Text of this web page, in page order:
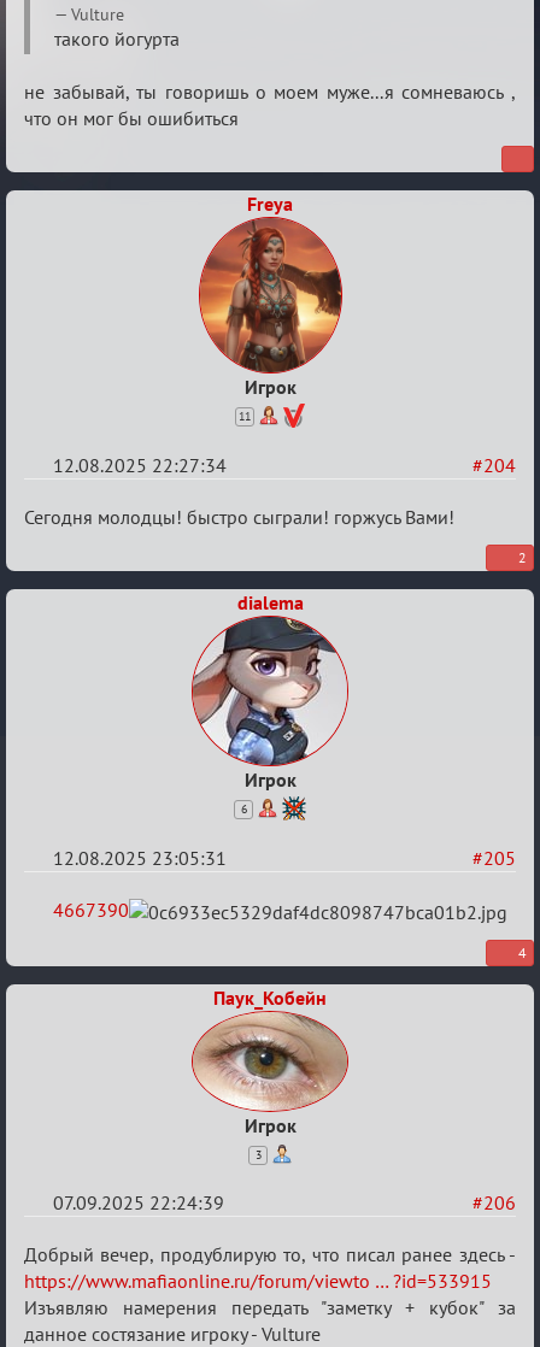
Re:
Обуждение
«Universal»
Vulture
такого йогурта
не забывай, ты говоришь о моем муже...я сомневаюсь ,
что он мог бы ошибиться
Freya
Игрок
11
#204
12.08.2025 22:27:34
Re:
«Universal»
Сегодня молодцы! быстро сыграли! горжусь Вами!
2
dialema
Игрок
6
#205
12.08.2025 23:05:31
Re:
«Universal»
4667390
4
Паук_Кобейн
Игрок
3
#206
07.09.2025 22:24:39
Re:
Обуждение
«Universal»
Добрый вечер, продублирую то, что писал ранее здесь -
https://www.mafiaonline.ru/forum/viewto … ?id=533915
Изъявляю намерения передать "заметку + кубок" за
данное состязание игроку - Vulture